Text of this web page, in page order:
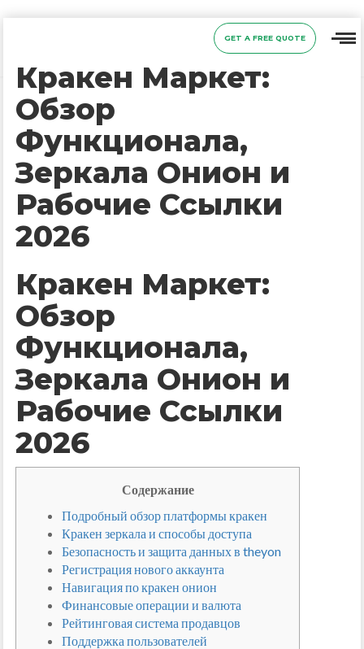
GET A FREE QUOTE
Кракен Маркет:
Обзор
Функционала,
Зеркала Онион и
Рабочие Ссылки
2026
Кракен Маркет:
Обзор
Функционала,
Зеркала Онион и
Рабочие Ссылки
2026
Содержание
Подробный обзор платформы кракен
Кракен зеркала и способы доступа
Безопасность и защита данных в theyon
Регистрация нового аккаунта
Навигация по кракен онион
Финансовые операции и валюта
Рейтинговая система продавцов
Поддержка пользователей